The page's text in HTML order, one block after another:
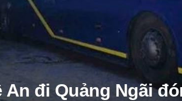
An đi Quảng Ngãi